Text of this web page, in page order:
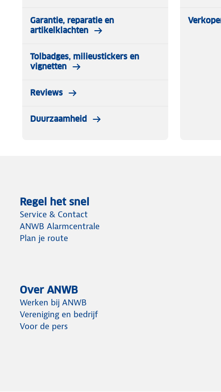
Garantie, reparatie en
artikelklachten
Tolbadges, milieustickers en
vignetten
Reviews
Duurzaamheid
Regel het snel
Service & Contact
ANWB Alarmcentrale
Plan je route
Over ANWB
Werken bij ANWB
Vereniging en bedrijf
Voor de pers